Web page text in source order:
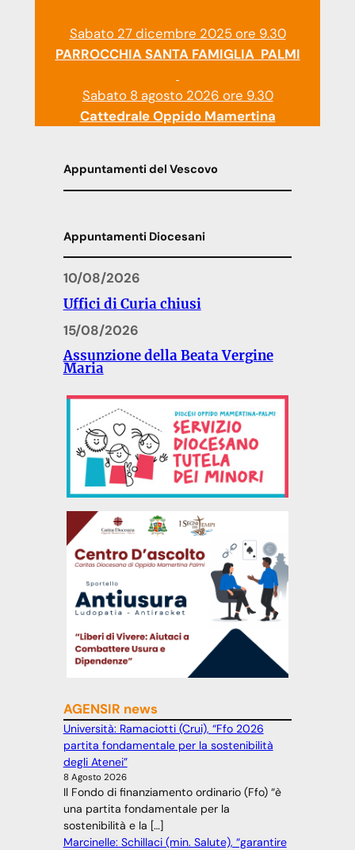
Sabato 27 dicembre 2025 ore 9.30
PARROCCHIA SANTA FAMIGLIA PALMI
Sabato 8 agosto 2026 ore 9.30
Cattedrale Oppido Mamertina
Appuntamenti del Vescovo
Appuntamenti Diocesani
10/08/2026
Uffici di Curia chiusi
15/08/2026
Assunzione della Beata Vergine
Maria
AGENSIR news
Università: Ramaciotti (Crui), “Ffo 2026
partita fondamentale per la sostenibilità
degli Atenei”
8 Agosto 2026
Il Fondo di finanziamento ordinario (Ffo) “è
una partita fondamentale per la
sostenibilità e la […]
Marcinelle: Schillaci (min. Salute), “garantire